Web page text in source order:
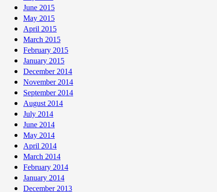
June 2015
May 2015
April 2015
March 2015
February 2015
January 2015
December 2014
November 2014
September 2014
August 2014
July 2014
June 2014
May 2014
April 2014
March 2014
February 2014
January 2014
December 2013